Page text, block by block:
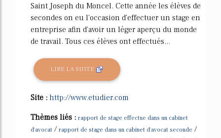
Saint Joseph du Moncel. Cette année les élèves de
secondes on eu l'occasion d'effectuer un stage en
entreprise afin d'avoir un léger aperçu du monde
de travail. Tous ces élèves ont effectués...
LIRE LA SUITE
Site : http://www.etudier.com
Thèmes liés : rapport de stage effectue dans un cabinet
d'avocat / rapport de stage dans un cabinet d'avocat seconde /